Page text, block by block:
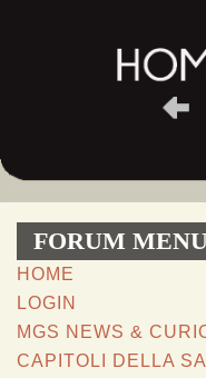
FORUM
HOME
LOGIN
MGS NEWS &
CAPITOLI DELLA